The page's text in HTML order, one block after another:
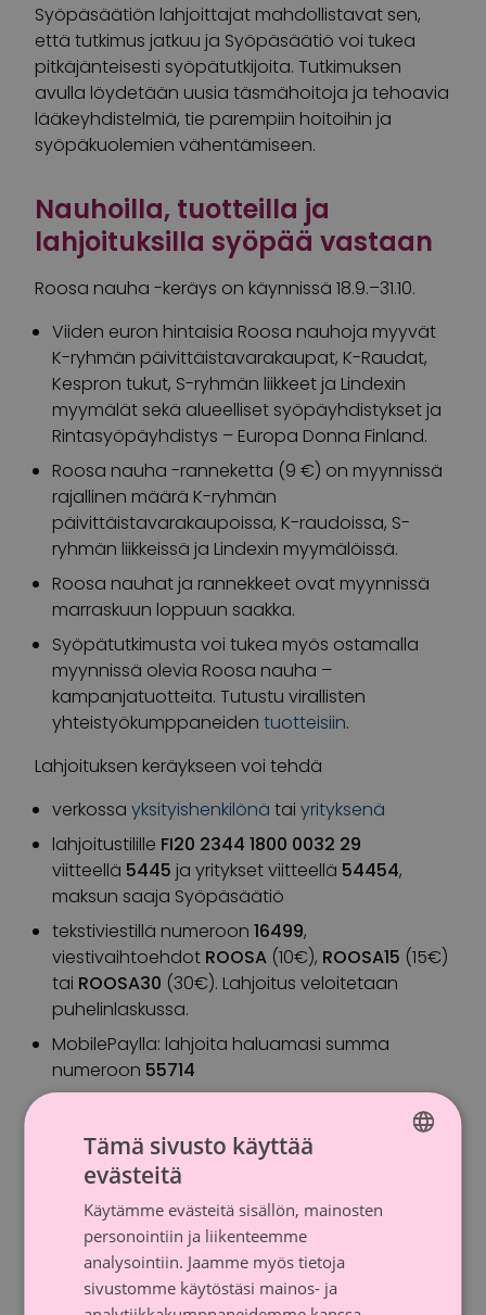
Syöpäsäätiön lahjoittajat mahdollistavat sen,
että tutkimus jatkuu ja Syöpäsäätiö voi tukea
pitkäjänteisesti syöpätutkijoita. Tutkimuksen
avulla löydetään uusia täsmähoitoja ja tehoavia
lääkeyhdistelmiä, tie parempiin hoitoihin ja
syöpäkuolemien vähentämiseen.
Nauhoilla, tuotteilla ja
lahjoituksilla syöpää vastaan
Roosa nauha -keräys on käynnissä 18.9.–31.10.
Viiden euron hintaisia Roosa nauhoja myyvät
K-ryhmän päivittäistavarakaupat, K-Raudat,
Kespron tukut, S-ryhmän liikkeet ja Lindexin
myymälät sekä alueelliset syöpäyhdistykset ja
Rintasyöpäyhdistys – Europa Donna Finland.
Roosa nauha -ranneketta (9 €) on myynnissä
rajallinen määrä K-ryhmän
päivittäistavarakaupoissa, K-raudoissa, S-
ryhmän liikkeissä ja Lindexin myymälöissä.
Roosa nauhat ja rannekkeet ovat myynnissä
marraskuun loppuun saakka.
Syöpätutkimusta voi tukea myös ostamalla
myynnissä olevia Roosa nauha –
kampanjatuotteita. Tutustu virallisten
yhteistyökumppaneiden tuotteisiin.
Lahjoituksen keräykseen voi tehdä
verkossa yksityishenkilönä tai yrityksenä
lahjoitustilille FI20 2344 1800 0032 29
viitteellä 5445 ja yritykset viitteellä 54454,
maksun saaja Syöpäsäätiö
tekstiviestillä numeroon 16499,
viestivaihtoehdot ROOSA (10€), ROOSA15 (15€)
tai ROOSA30 (30€). Lahjoitus veloitetaan
puhelinlaskussa.
MobilePaylla: lahjoita haluamasi summa
numeroon 55714
Roosa nauha -päivää vietetään perjantaina
HyväntekeväisyysohjelmaRoosa nauha Tanssii
Tähtien Kanssanähdään livelähetyksenä
MTV3:lla sunnuntaina 26.10. klo 19.30. Lisäksi 20.9.
SWEDISH
Tämä sivusto käyttää
evästeitä
Käytämme evästeitä sisällön, mainosten
personointiin ja liikenteemme
analysointiin. Jaamme myös tietoja
sivustomme käytöstäsi mainos- ja